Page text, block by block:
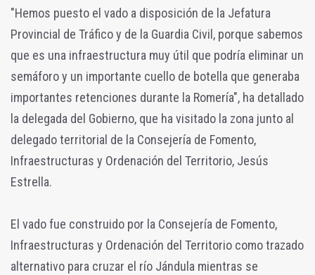
"Hemos puesto el vado a disposición de la Jefatura
Provincial de Tráfico y de la Guardia Civil, porque sabemos
que es una infraestructura muy útil que podría eliminar un
semáforo y un importante cuello de botella que generaba
importantes retenciones durante la Romería", ha detallado
la delegada del Gobierno, que ha visitado la zona junto al
delegado territorial de la Consejería de Fomento,
Infraestructuras y Ordenación del Territorio, Jesús
Estrella.
El vado fue construido por la Consejería de Fomento,
Infraestructuras y Ordenación del Territorio como trazado
alternativo para cruzar el río Jándula mientras se